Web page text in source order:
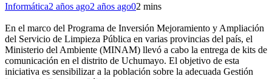
Informática2 años ago2 años ago02 mins
En el marco del Programa de Inversión Mejoramiento y Ampliación
del Servicio de Limpieza Pública en varias provincias del país, el
Ministerio del Ambiente (MINAM) llevó a cabo la entrega de kits de
comunicación en el distrito de Uchumayo. El objetivo de esta
iniciativa es sensibilizar a la población sobre la adecuada Gestión